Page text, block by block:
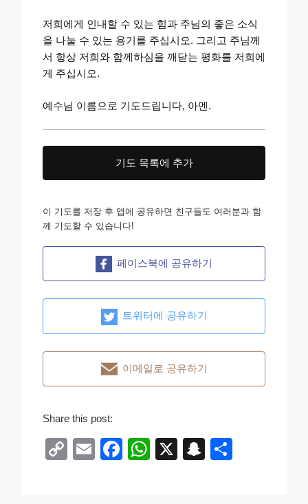
저희에게 인내할 수 있는 힘과 주님의 좋은 소식
을 나눌 수 있는 용기를 주십시오. 그리고 주님께
서 항상 저희와 함께하심을 깨닫는 평화를 저희에
게 주십시오.
예수님 이름으로 기도드립니다, 아멘.
기도 목록에 추가
이 기도를 저장 후 앱에 공유하면 친구들도 여러분과 함
께 기도할 수 있습니다!
페이스북에 공유하기
트위터에 공유하기
이메일로 공유하기
Share this post:
C
E
F
W X
S